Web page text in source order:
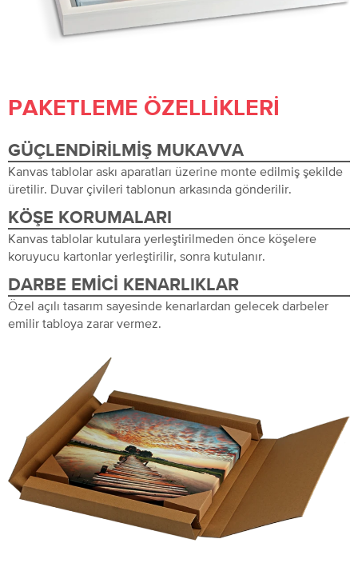
PAKETLEME ÖZELLIKLERI
GÜÇLENDIRILMIŞ MUKAVVA
Kanvas tablolar askı aparatları üzerine monte edilmiş şekilde
üretilir. Duvar çivileri tablonun arkasında gönderilir.
KÖŞE KORUMALARI
Kanvas tablolar kutulara yerleştirilmeden önce köşelere
koruyucu kartonlar yerleştirilir, sonra kutulanır.
DARBE EMICI KENARLIKLAR
Özel açılı tasarım sayesinde kenarlardan gelecek darbeler
emilir tabloya zarar vermez.